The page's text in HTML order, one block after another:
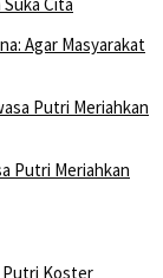
Agar Masyarakat
Putri Meriahkan
Putri Koster